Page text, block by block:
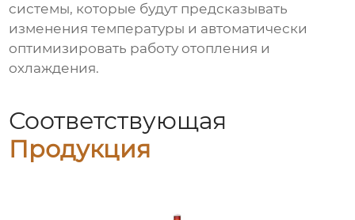
системы, которые будут предсказывать
изменения температуры и автоматически
оптимизировать работу отопления и
охлаждения.
Соответствующая
Продукция